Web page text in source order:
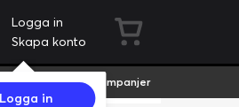
Logga in
Skapa konto
Logga in
Fyndvaror Kampanjer